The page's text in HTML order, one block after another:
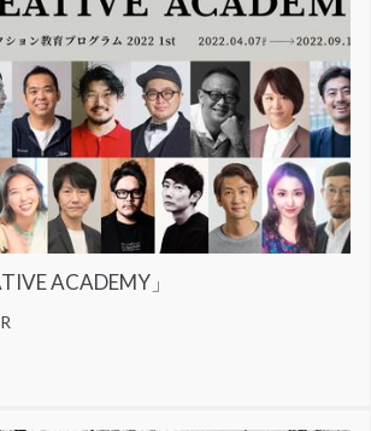
ACADEMY」